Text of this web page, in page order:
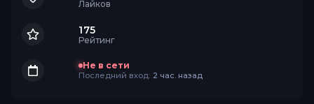
Лайков
175
Рейтинг
Не в сети
Последний вход: 2 час. назад